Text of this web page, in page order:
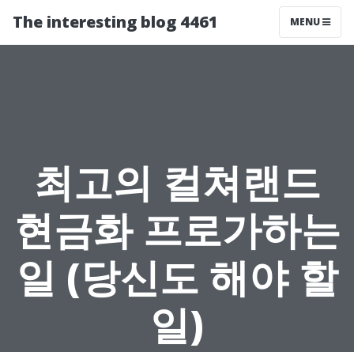
The interesting blog 4461 MENU
최고의 컬쳐랜드
현금화 프로가하는
일 (당신도 해야 할
일)